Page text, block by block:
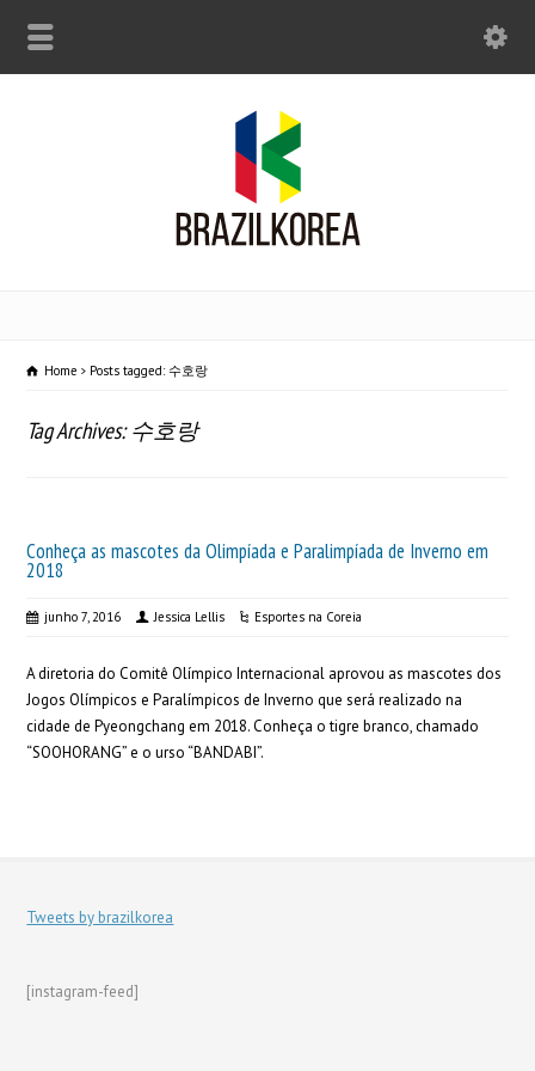
Home Posts tagged: 수호랑
Tag Archives: 수호랑
Conheça as mascotes da Olimpíada e Paralimpíada de Inverno em
2018
junho 7, 2016 Jessica Lellis Esportes na Coreia
A diretoria do Comitê Olímpico Internacional aprovou as mascotes dos
Jogos Olímpicos e Paralímpicos de Inverno que será realizado na
cidade de Pyeongchang em 2018. Conheça o tigre branco, chamado
“SOOHORANG” e o urso “BANDABI”.
Tweets by brazilkorea
[instagram-feed]